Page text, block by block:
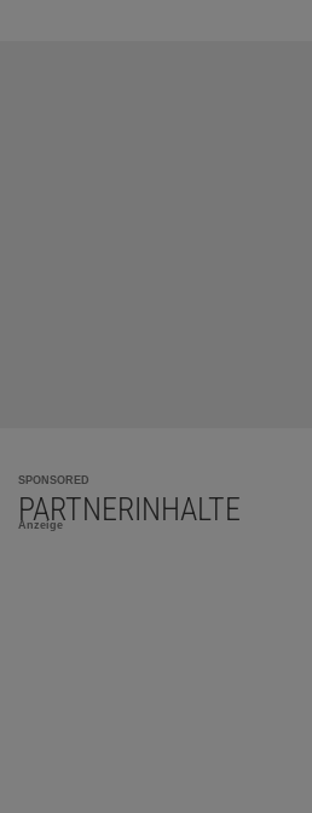
SPONSORED
PARTNERINHALTE
Anzeige